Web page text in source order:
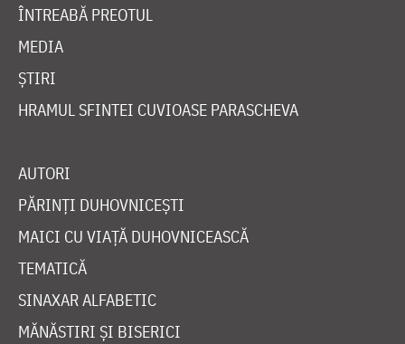
ÎNTREABĂ PREOTUL
MEDIA
ȘTIRI
HRAMUL SFINTEI CUVIOASE PARASCHEVA
AUTORI
PĂRINȚI DUHOVNICEȘTI
MAICI CU VIAȚĂ DUHOVNICEASCĂ
TEMATICĂ
SINAXAR ALFABETIC
MĂNĂSTIRI ȘI BISERICI